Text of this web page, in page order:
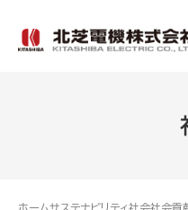
ホームサステナビリティ社会社会貢